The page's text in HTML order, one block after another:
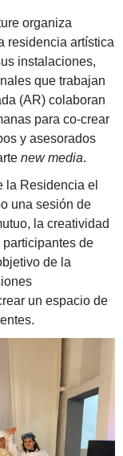
organiza
residencia artística
instalaciones,
que trabajan
(AR) colaboran
para co-crear
y asesorados
new media.
la Residencia el
una sesión de
la creatividad
de
de la
un espacio de